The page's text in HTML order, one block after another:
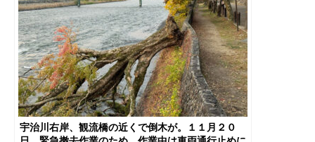
宇治川右岸、観流橋の近くで倒木が。１１月２０